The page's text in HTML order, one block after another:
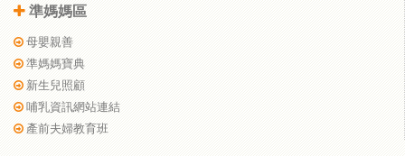
準媽媽區
母嬰親善
準媽媽寶典
新生兒照顧
哺乳資訊網站連結
產前夫婦教育班